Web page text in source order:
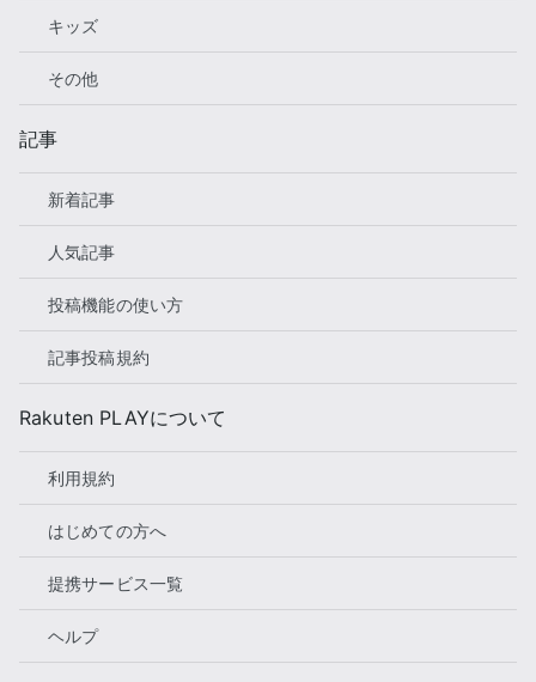
キッズ
その他
記事
新着記事
人気記事
投稿機能の使い方
記事投稿規約
Rakuten PLAYについて
利用規約
はじめての方へ
提携サービス一覧
ヘルプ